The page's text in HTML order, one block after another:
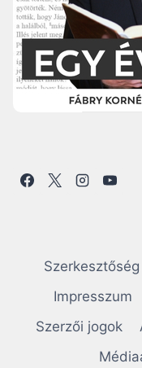
Szerkesztőség
Impresszum
Szerzői jogok